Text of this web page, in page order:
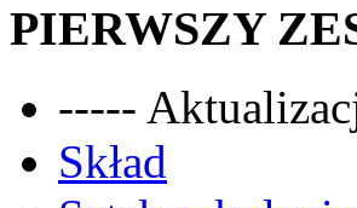
PIERWSZY
-----
Skład